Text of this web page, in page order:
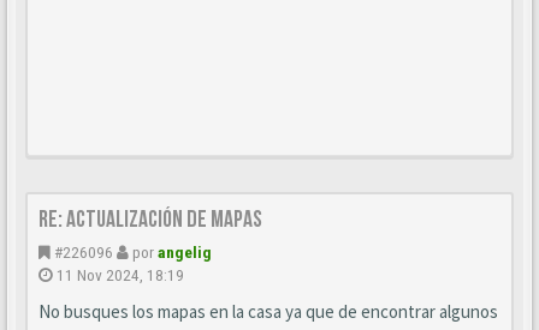
Re: Actualización de mapas
#226096 porangelig
11 Nov 2024, 18:19
No busques los mapas en la casa ya que de encontrar algunos